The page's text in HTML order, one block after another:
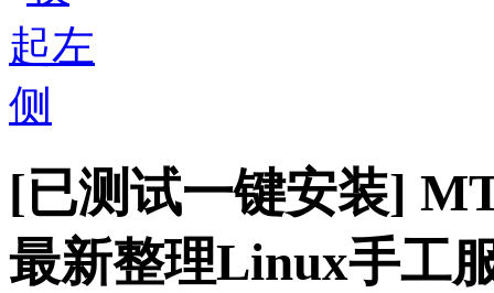
[已测试一键安装]
最新整理Linux手工